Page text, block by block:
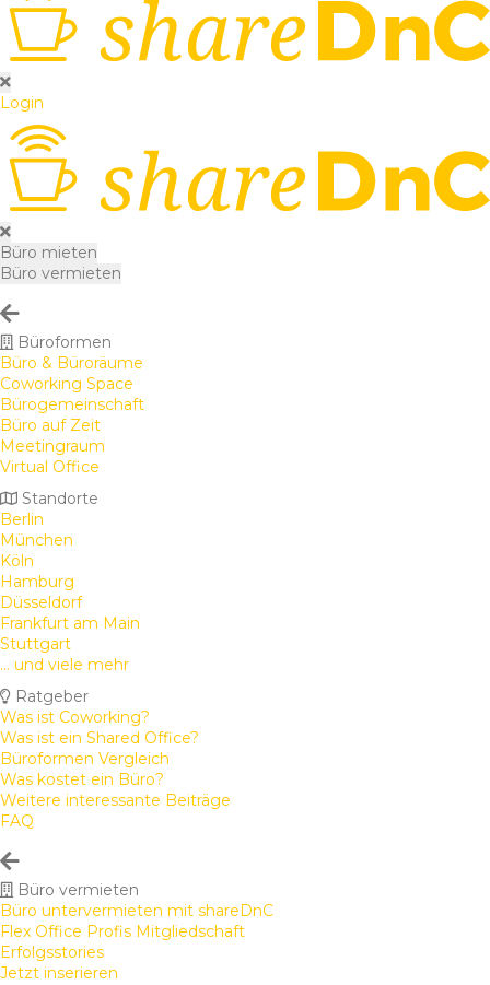
Login
Büro mieten
Büro vermieten
Büroformen
Büro & Büroräume
Coworking Space
Bürogemeinschaft
Büro auf Zeit
Meetingraum
Virtual Office
Standorte
Berlin
München
Köln
Hamburg
Düsseldorf
Frankfurt am Main
Stuttgart
... und viele mehr
Ratgeber
Was ist Coworking?
Was ist ein Shared Office?
Büroformen Vergleich
Was kostet ein Büro?
Weitere interessante Beiträge
FAQ
Büro vermieten
Büro untervermieten mit shareDnC
Flex Office Profis Mitgliedschaft
Erfolgsstories
Jetzt inserieren